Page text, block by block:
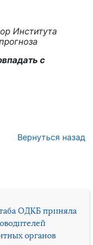
ОДКБ приняла
органов
Института
с
Вернуться назад